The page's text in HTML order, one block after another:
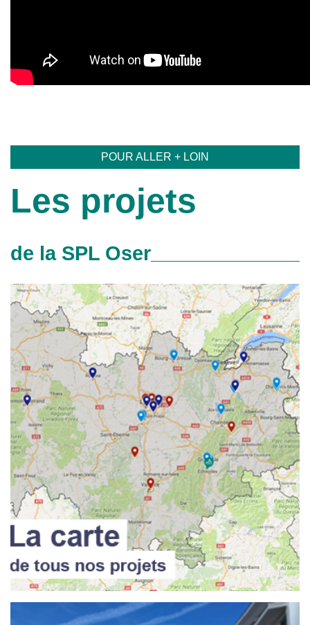
POUR ALLER + LOIN
Les projets
de la SPL Oser